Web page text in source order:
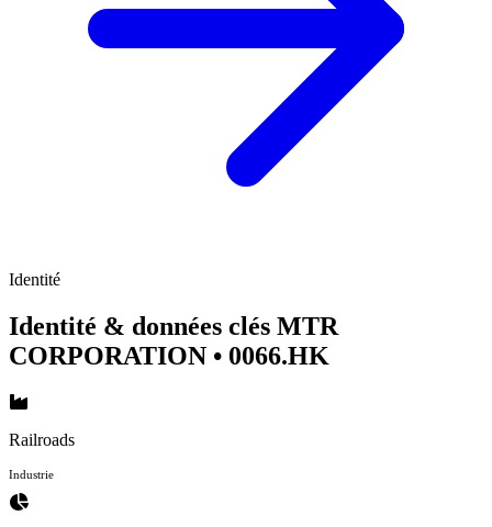
Identité
Identité & données clés MTR
CORPORATION • 0066.HK
Railroads
Industrie